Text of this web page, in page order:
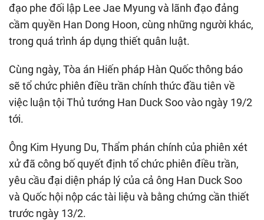
đạo phe đối lập Lee Jae Myung và lãnh đạo đảng
cầm quyền Han Dong Hoon, cùng những người khác,
trong quá trình áp dụng thiết quân luật.
Cùng ngày, Tòa án Hiến pháp Hàn Quốc thông báo
sẽ tổ chức phiên điều trần chính thức đầu tiên về
việc luận tội Thủ tướng Han Duck Soo vào ngày 19/2
tới.
Ông Kim Hyung Du, Thẩm phán chính của phiên xét
xử đã công bố quyết định tổ chức phiên điều trần,
yêu cầu đại diện pháp lý của cả ông Han Duck Soo
và Quốc hội nộp các tài liệu và bằng chứng cần thiết
trước ngày 13/2.